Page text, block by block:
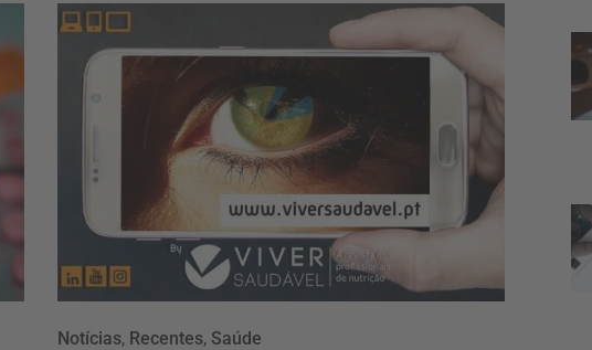
Notícias, Recentes, Saúde